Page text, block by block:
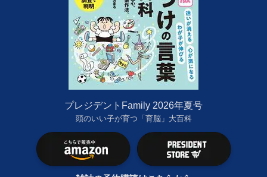
プレジデントFamily 2026年夏号
頭のいい子が育つ「育脳」大百科